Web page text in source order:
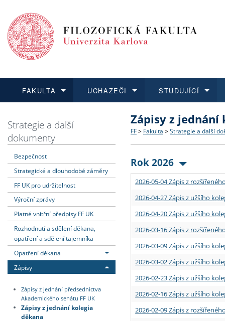
FAKULTA
Dozvědět se více
Struktura a historie
Strategie a další
Podpora a benefity pro
Absolventi fakulty
UCHAZEČI
Podat přihlášku
Co studovat a jak se
Učitelské studijní
Informace k průběhu
STUDUJÍCÍ
Dozvědět se více
Bakalářské a magisterské
Doktorské studium
Rigorózní řízení
Dozvědět se více
O vědě a výzkumu na FF
Akademické kvalifikace
Granty a projekty
Dozvědět se více
Aktuální nabídky a
Vyjíždějící studenti
Přijíždějící studenti
Vyjíždějící zaměstnanci
Strategie a další
dokumenty
Bezpečnost
Strategické a dlouhodobé záměry
FF UK pro udržitelnost
Výroční zprávy
Platné vnitřní předpisy FF UK
Rozhodnutí a sdělení děkana,
opatření a sdělení tajemníka
Opatření děkana
Zápisy
Zápisy z jednání předsednictva
Akademického senátu FF UK
Zápisy z jednání kolegia
děkana
Zápisy z jednání
FF > Fakulta > Strategie a další
Rok 2026
2026-05-04 Zápis z
2026-04-27 Zápis z užšího
2026-04-20 Zápis z užšího
2026-03-16 Zápis z
2026-03-09 Zápis z užšího
2026-03-02 Zápis z užšího
2026-02-23 Zápis z užšího
2026-02-16 Zápis z užšího
2026-02-09 Zápis z